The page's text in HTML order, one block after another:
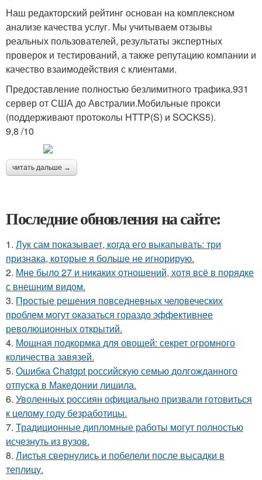
Наш редакторский рейтинг основан на комплексном
анализе качества услуг. Мы учитываем отзывы
реальных пользователей, результаты экспертных
проверок и тестирований, а также репутацию компании и
качество взаимодействия с клиентами.
Предоставление полностью безлимитного трафика.931
сервер от США до Австралии.Мобильные прокси
(поддерживают протоколы HTTP(S) и SOCKS5).
9,8 /10
читать дальше →
Последние обновления на сайте:
1. Лук сам показывает, когда его выкапывать: три
признака, которые я больше не игнорирую.
2. Мне было 27 и никаких отношений, хотя всё в порядке
с внешним видом.
3. Простые решения повседневных человеческих
проблем могут оказаться гораздо эффективнее
революционных открытий.
4. Мощная подкормка для овощей: секрет огромного
количества завязей.
5. Ошибка Chatgpt российскую семью долгожданного
отпуска в Македонии лишила.
6. Уволенных россиян официально призвали готовиться
к целому году безработицы.
7. Традиционные дипломные работы могут полностью
исчезнуть из вузов.
8. Лиcтья свернулись и побелели после высадки в
теплицу.